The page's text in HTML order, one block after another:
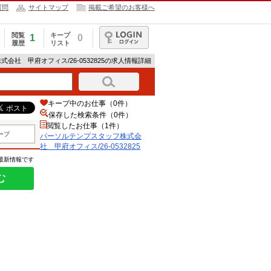
問 サイトマップ 掲載ご希望のお客様へ
閲覧
履歴
1
キープ
リスト
0
ログイン
会社 甲府オフィス/26-0532825の求人情報詳細
プ
新情報です
キープ中のお仕事（0件）
保存した検索条件（0件）
閲覧したお仕事（1件）
パーソルテンプスタッフ株式会
社 甲府オフィス/26-0532825